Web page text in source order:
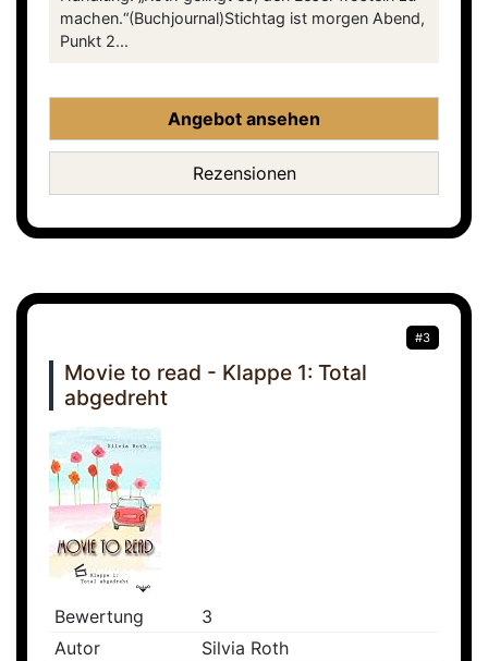
machen.“(Buchjournal)Stichtag ist morgen Abend,
Punkt 2...
Angebot ansehen
Rezensionen
#3
Movie to read - Klappe 1: Total
abgedreht
Bewertung
3
Autor
Silvia Roth